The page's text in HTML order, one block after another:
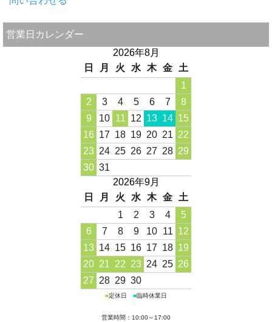
営業日カレンダー
2026年8月
日
月 火 水 木 金
土
1
2
3 4 5 6 7
8
9
10 11 12 13 14 15
16 17 18 19 20 21 22
23 24 25 26 27 28 29
30 31
2026年9月
日
月 火 水 木 金
土
1
2 3 4
5
6
7 8 9 10 11 12
13 14 15 16 17 18 19
20 21 22 23 24 25 26
27 28 29 30
■定休日 ■臨時休業日
営業時間：10:00～17:00